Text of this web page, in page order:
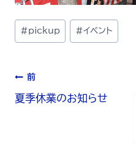
#pickup #イベント
前
夏季休業のお知らせ